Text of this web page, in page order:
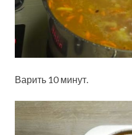
Варить 10 минут.